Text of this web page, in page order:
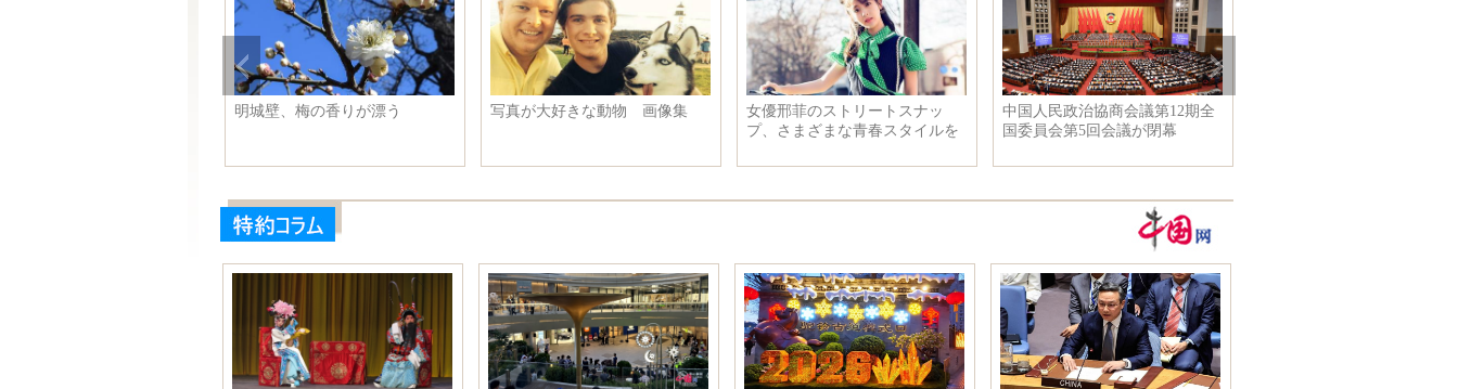
明城壁、梅の香りが漂う 写真が大好きな動物 画像集
女優邢菲のストリートスナッ
プ、さまざまな青春スタイルを
中国人民政治協商会議第12期全
国委員会第5回会議が閉幕